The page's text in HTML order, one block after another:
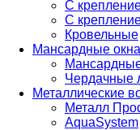
С
С
Кровельные
Мансардные
Чердачные
Металлические
Металл
AquaSystem